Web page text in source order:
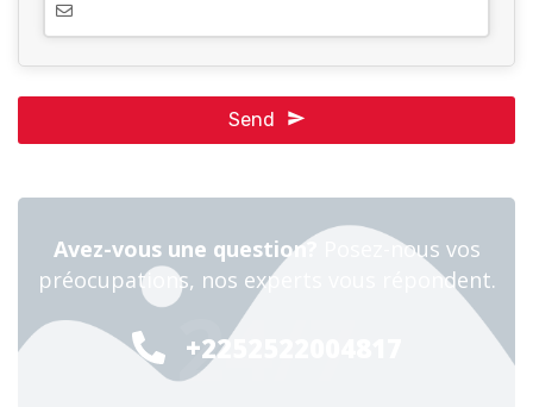
Send
field
should
be left
blank
Avez-vous une question?
Posez-nous vos
préocupations, nos experts vous répondent.
+2252522004817
24/7